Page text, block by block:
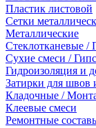
Пластик листовой
Сетки
Металлические
Стеклотканевые
Сухие смеси /
Гидроизоляция и
Затирки для швов
Кладочные /
Клеевые смеси
Ремонтные